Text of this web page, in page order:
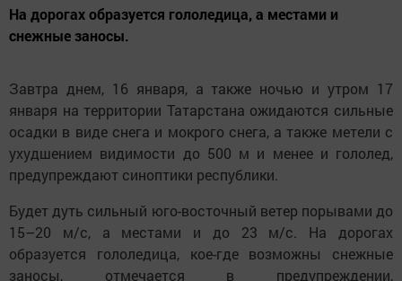
На дорогах образуется гололедица, а местами и
снежные заносы.
Завтра днем, 16 января, а также ночью и утром 17
января на территории Татарстана ожидаются сильные
осадки в виде снега и мокрого снега, а также метели с
ухудшением видимости до 500 м и менее и гололед,
предупреждают синоптики республики.
Будет дуть сильный юго-восточный ветер порывами до
15–20 м/с, а местами и до 23 м/с. На дорогах
образуется гололедица, кое-где возможны снежные
заносы, отмечается в предупреждении,